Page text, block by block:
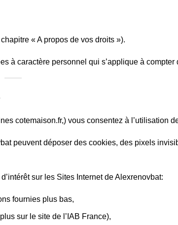
« A propos de vos droits »).
à caractère personnel qui s’applique à compter
cotemaison.fr,) vous consentez à l’utilisation
peuvent déposer des cookies, des pixels
sur les Sites Internet de Alexrenovbat:
fournies plus bas,
sur le site de l’IAB France),